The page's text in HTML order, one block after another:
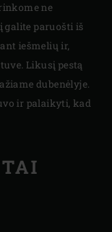
ne
galite paruošti iš
iešmelių ir,
Likusį pestą
dubenėlyje.
ir palaikyti, kad